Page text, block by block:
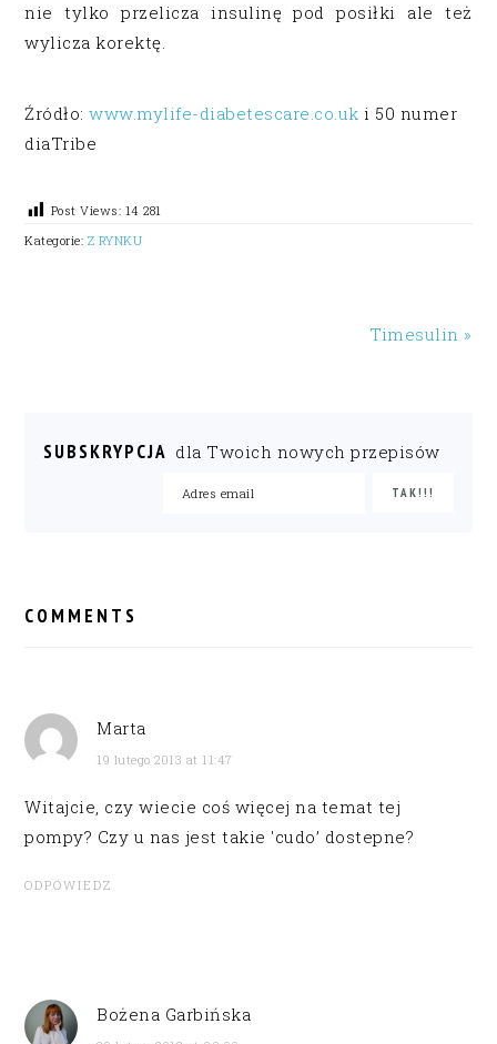
nie tylko przelicza insulinę pod posiłki ale też
wylicza korektę.
Źródło:www.mylife-diabetescare.co.uk i 50 numer
diaTribe
Post Views: 14 281
Kategorie: Z RYNKU
Timesulin »
SUBSKRYPCJA dla Twoich nowych przepisów
INTERACTIONS
COMMENTS
Marta
19 lutego 2013 at 11:47
Witajcie, czy wiecie coś więcej na temat tej
pompy? Czy u nas jest takie 'cudo’ dostepne?
ODPOWIEDZ
Bożena Garbińska